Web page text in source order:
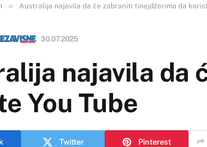
» Australija najavila da će zabraniti tinejdžerima da
30.07.2025
najavila da
You Tube
Twitter Pinterest